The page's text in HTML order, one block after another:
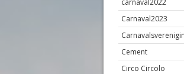
carnaval2022
Carnaval2023
Cement
Circo Circolo